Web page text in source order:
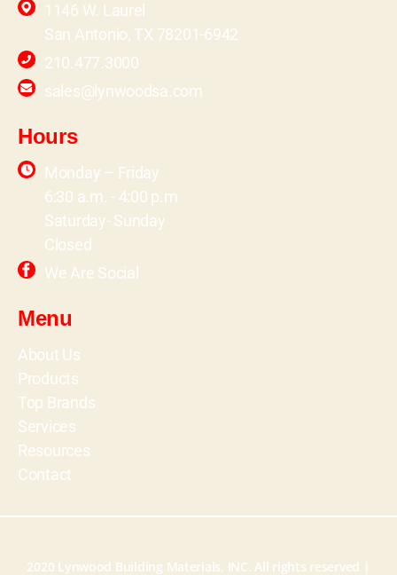
1146 W. Laurel
San Antonio, TX 78201-6942
210.477.3000
sales@lynwoodsa.com
Hours
Monday – Friday
6:30 a.m. - 4:00 p.m
Saturday- Sunday
Closed
We Are Social
Menu
About Us
Products
Top Brands
Services
Resources
Contact
2020 Lynwood Building Materials, INC. All rights reserved |